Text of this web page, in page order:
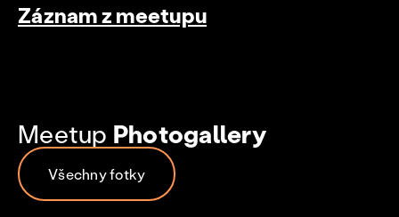
Záznam z meetupu
Meetup Photogallery
Všechny fotky